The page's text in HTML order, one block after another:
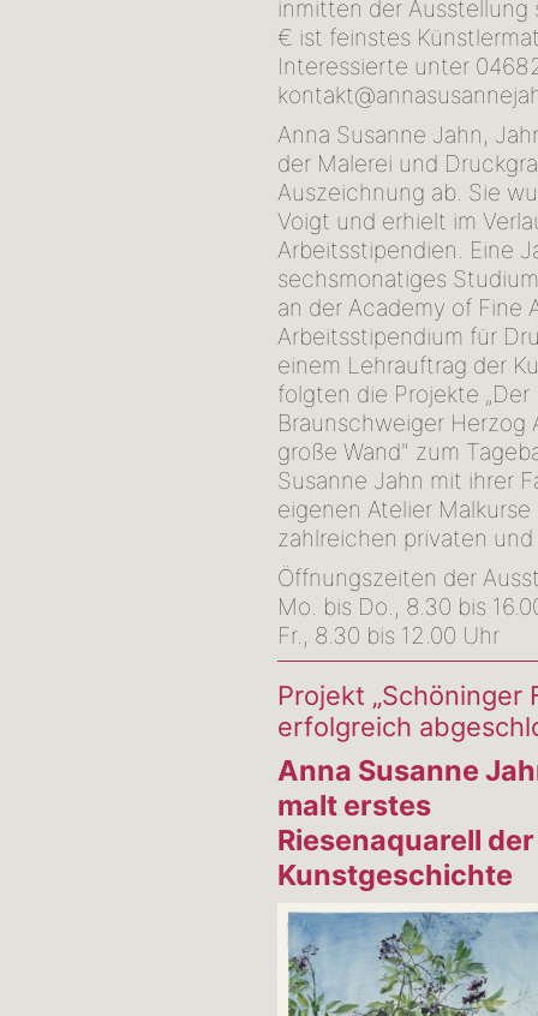
inmitten der
€ ist feinstes
Interessierte unter
Anna Susanne Jahn,
der Malerei und
Auszeichnung ab. Sie
Voigt und erhielt im
Arbeitsstipendien. Eine
sechsmonatiges
an der Academy of Fine
Arbeitsstipendium für
einem Lehrauftrag der
folgten die Projekte
Braunschweiger Herzog
große Wand" zum
Susanne Jahn mit ihrer
eigenen Atelier
zahlreichen privaten
Öffnungszeiten der
Mo. bis Do., 8.30 bis
Fr., 8.30 bis 12.00 Uhr
Projekt „Schöninger
erfolgreich
Anna Susanne
malt erstes
Riesenaquarell der
Kunstgeschichte